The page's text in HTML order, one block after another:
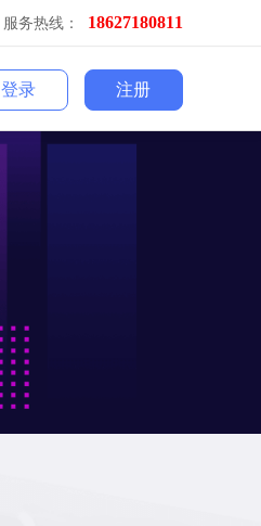
服务热线： 18627180811
登录 注册